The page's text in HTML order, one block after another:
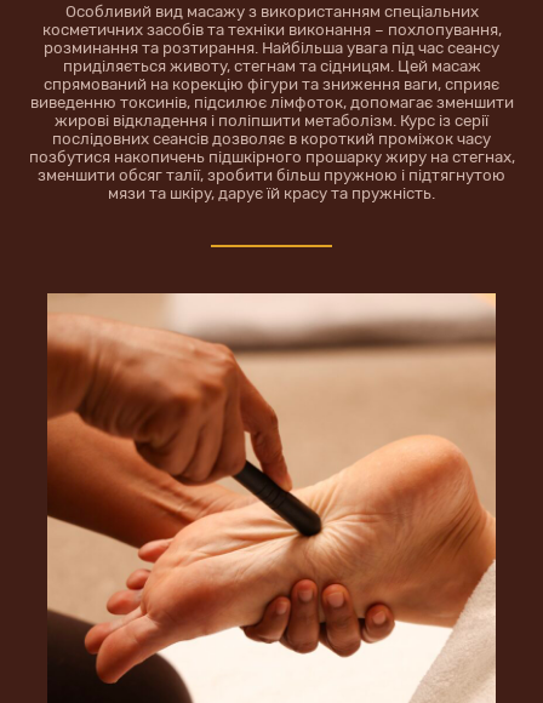
Особливий вид масажу з використанням спеціальних
косметичних засобів та техніки виконання – похлопування,
розминання та розтирання. Найбільша увага під час сеансу
приділяється животу, стегнам та сідницям. Цей масаж
спрямований на корекцію фігури та зниження ваги, сприяє
виведенню токсинів, підсилює лімфоток, допомагає зменшити
жирові відкладення і поліпшити метаболізм. Курс із серії
послідовних сеансів дозволяє в короткий проміжок часу
позбутися накопичень підшкірного прошарку жиру на стегнах,
зменшити обсяг талії, зробити більш пружною і підтягнутою
мязи та шкіру, дарує їй красу та пружність.